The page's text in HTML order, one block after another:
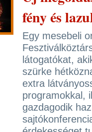
fény és
Egy mesebeli
látogatókat,
szürke
extra
programokkal,
gazdagodik